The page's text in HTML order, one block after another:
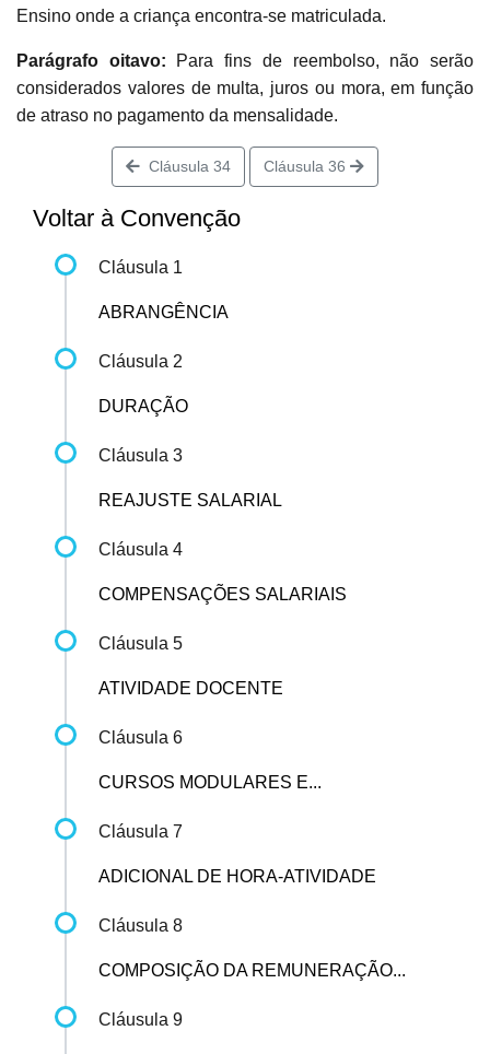
Ensino onde a criança encontra-se matriculada.
Parágrafo oitavo: Para fins de reembolso, não serão
considerados valores de multa, juros ou mora, em função
de atraso no pagamento da mensalidade.
Cláusula 34 Cláusula 36
Voltar à Convenção
Cláusula 1
ABRANGÊNCIA
Cláusula 2
DURAÇÃO
Cláusula 3
REAJUSTE SALARIAL
Cláusula 4
COMPENSAÇÕES SALARIAIS
Cláusula 5
ATIVIDADE DOCENTE
Cláusula 6
CURSOS MODULARES E...
Cláusula 7
ADICIONAL DE HORA-ATIVIDADE
Cláusula 8
COMPOSIÇÃO DA REMUNERAÇÃO...
Cláusula 9